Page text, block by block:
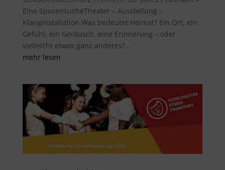
Eine SpurensucheTheater – Ausstellung –
Klanginstallation Was bedeutet Heimat? Ein Ort, ein
Gefühl, ein Geräusch, eine Erinnerung – oder
vielleicht etwas ganz anderes?...
mehr lesen